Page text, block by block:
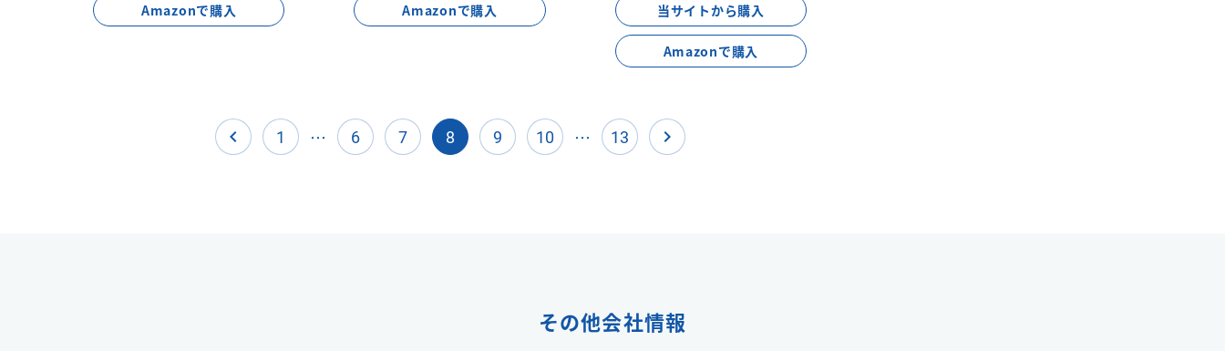
Amazonで購入 Amazonで購入 当サイトから購入
Amazonで購入
navigate_before 1 … 6 7 8 9 10 … 13 navigate_next
その他会社情報